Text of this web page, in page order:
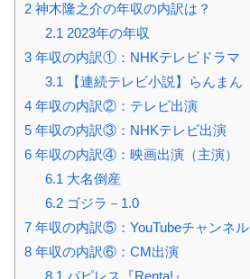
2 神木隆之介の年収の内訳は？
2.12023年の年収
3 年収の内訳①：NHKテレビドラマ
3.1【連続テレビ小説】らんまん
4 年収の内訳②：テレビ出演
5 年収の内訳③：NHKテレビ出演
6 年収の内訳④：映画出演（主演）
6.1大名倒産
6.2ゴジラ－1.0
7 年収の内訳⑤：YouTubeチャンネル
8 年収の内訳⑥：CM出演